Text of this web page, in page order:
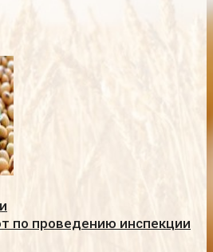
по проведению инспекции